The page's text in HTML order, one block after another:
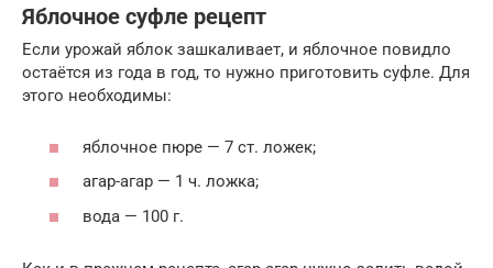
Яблочное суфле рецепт
Если урожай яблок зашкаливает, и яблочное повидло
остаётся из года в год, то нужно приготовить суфле. Для
этого необходимы:
яблочное пюре — 7 ст. ложек;
агар-агар — 1 ч. ложка;
вода — 100 г.